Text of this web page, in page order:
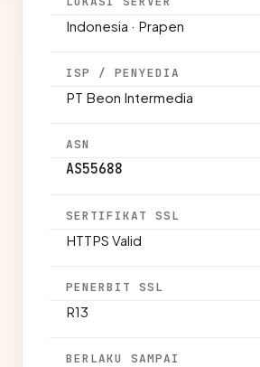
Indonesia · Prapen
ISP / PENYEDIA
PT Beon Intermedia
ASN
AS55688
SERTIFIKAT SSL
HTTPS Valid
PENERBIT SSL
R13
BERLAKU SAMPAI